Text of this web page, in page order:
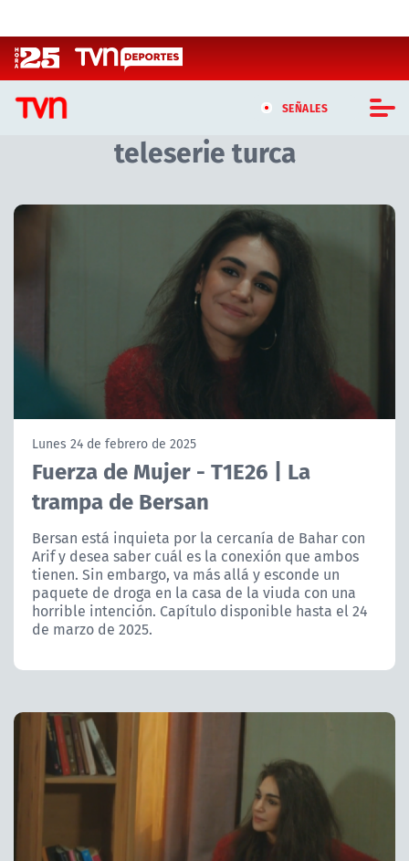
SEÑALES
CASTING MASTERCHEF CHILE
CASTING TVN VERTICAL
TELESERIES
ACTUALIDAD Y TENDENCIAS
CORPORATIVO Y TRANSPARENCIA
CANAL DE DENUNCIAS
ÁREA DE PROYECTOS
teleserie turca
Lunes 24 de febrero de 2025
Fuerza de Mujer - T1E26 | La
trampa de Bersan
Bersan está inquieta por la cercanía de Bahar con
Arif y desea saber cuál es la conexión que ambos
tienen. Sin embargo, va más allá y esconde un
paquete de droga en la casa de la viuda con una
horrible intención. Capítulo disponible hasta el 24
de marzo de 2025.